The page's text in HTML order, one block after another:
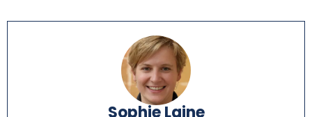
Sophie Laine